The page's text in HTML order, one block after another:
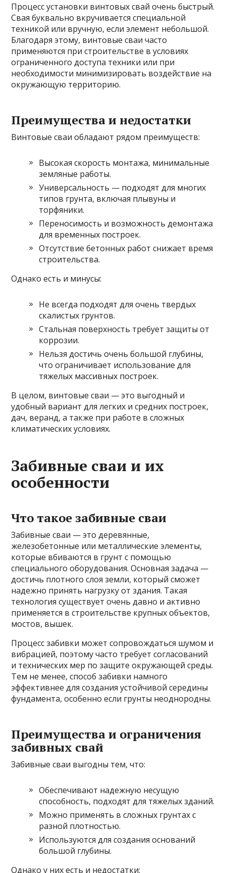
Процесс установки винтовых свай очень быстрый.
Свая буквально вкручивается специальной
техникой или вручную, если элемент небольшой.
Благодаря этому, винтовые сваи часто
применяются при строительстве в условиях
ограниченного доступа техники или при
необходимости минимизировать воздействие на
окружающую территорию.
Преимущества и недостатки
Винтовые сваи обладают рядом преимуществ:
Высокая скорость монтажа, минимальные
земляные работы.
Универсальность — подходят для многих
типов грунта, включая плывуны и
торфяники.
Переносимость и возможность демонтажа
для временных построек.
Отсутствие бетонных работ снижает время
строительства.
Однако есть и минусы:
Не всегда подходят для очень твердых
скалистых грунтов.
Стальная поверхность требует защиты от
коррозии.
Нельзя достичь очень большой глубины,
что ограничивает использование для
тяжелых массивных построек.
В целом, винтовые сваи — это выгодный и
удобный вариант для легких и средних построек,
дач, веранд, а также при работе в сложных
климатических условиях.
Забивные сваи и их
особенности
Что такое забивные сваи
Забивные сваи — это деревянные,
железобетонные или металлические элементы,
которые вбиваются в грунт с помощью
специального оборудования. Основная задача —
достичь плотного слоя земли, который сможет
надежно принять нагрузку от здания. Такая
технология существует очень давно и активно
применяется в строительстве крупных объектов,
мостов, вышек.
Процесс забивки может сопровождаться шумом и
вибрацией, поэтому часто требует согласований
и технических мер по защите окружающей среды.
Тем не менее, способ забивки намного
эффективнее для создания устойчивой середины
фундамента, особенно если грунты неоднородны.
Преимущества и ограничения
забивных свай
Забивные сваи выгодны тем, что:
Обеспечивают надежную несущую
способность, подходят для тяжелых зданий.
Можно применять в сложных грунтах с
разной плотностью.
Используются для создания оснований
большой глубины.
Однако у них есть и недостатки: